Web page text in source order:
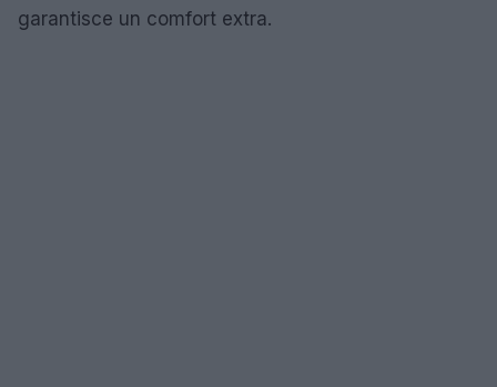
garantisce un comfort extra.